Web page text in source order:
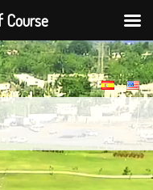
Course